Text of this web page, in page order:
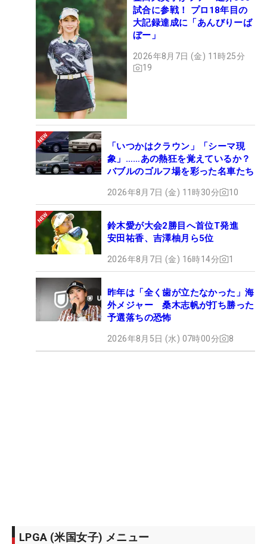
試合に参戦！ プロ18年目の
大記録達成に「あんびりーば
ぼー」
2026年8月7日 (金) 11時25分
19
「いつかはクラウン」「シーマ現
象」……あの熱狂を覚えているか？
バブルのゴルフ場を彩った名車たち
2026年8月7日 (金) 11時30分 10
鈴木愛が大会2勝目へ首位T発進
安田祐香、吉澤柚月ら5位
2026年8月7日 (金) 16時14分 1
昨年は「全く歯が立たなかった」海
外メジャー 桑木志帆が打ち勝った
予選落ちの恐怖
2026年8月5日 (水) 07時00分 8
LPGA (米国女子) メニュー